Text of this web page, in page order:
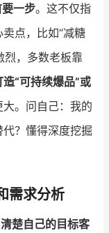
一步。这不仅指
点，比如“减糖
烈，多数老板靠
“可持续爆品”或
。问自己：我的
？懂得深度挖掘
需求分析
清楚自己的目标客